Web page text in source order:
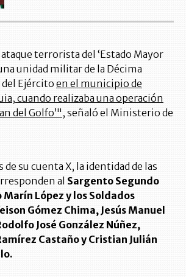
terrorista del ‘Estado Mayor
unidad militar de la Décima
Ejército en el municipio de
cuando realizaba una operación
del Golfo’", señaló el Ministerio de
de su cuenta X, la identidad de las
al Sargento Segundo
López y los Soldados
Gómez Chima, Jesús Manuel
José González Núñez,
Castaño y Cristian Julián